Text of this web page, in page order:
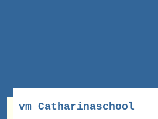
vm Catharinaschool